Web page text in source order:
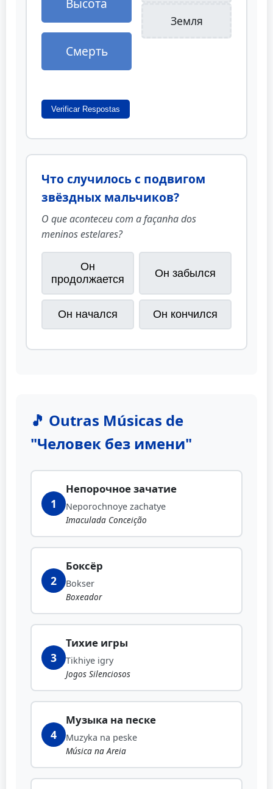
Высота
Смерть
Земля
Verificar Respostas
Что случилось с подвигом
звёздных мальчиков?
O que aconteceu com a façanha dos
meninos estelares?
Он
продолжается
Он забылся
Он начался Он кончился
🎵 Outras Músicas de
"Человек без имени"
1
Непорочное зачатие
Neporochnoye zachatye
Imaculada Conceição
2
Боксёр
Bokser
Boxeador
3
Тихие игры
Tikhiye igry
Jogos Silenciosos
4
Музыка на песке
Muzyka na peske
Música na Areia